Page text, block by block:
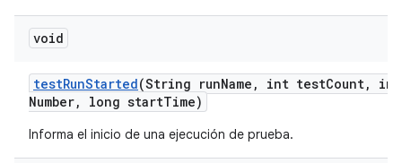
void
testRunStarted(String runName , int testCount,
int
Number, long startTime)
Informa el inicio de una ejecución de prueba.